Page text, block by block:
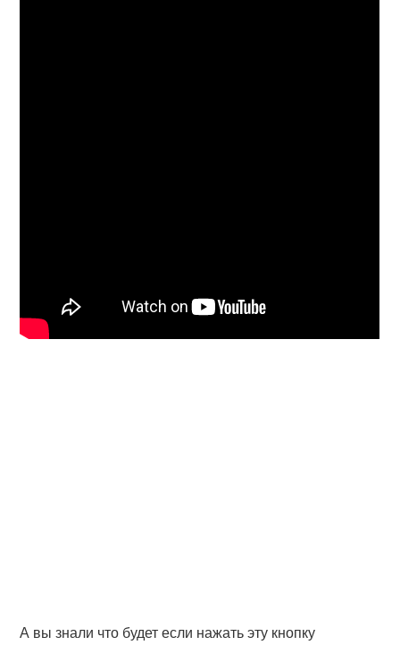
А вы знали что будет если нажать эту кнопку